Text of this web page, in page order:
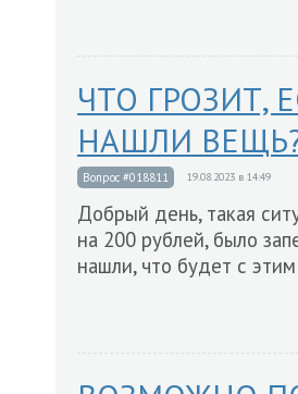
ЧТО ГРОЗИТ,
НАШЛИ
Вопрос #018811 19.08.2023 в 14:49
Добрый день, такая
на 200 рублей, было
нашли, что будет с